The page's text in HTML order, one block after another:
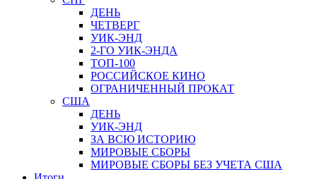
ДЕНЬ
ЧЕТВЕРГ
УИК-ЭНД
2-ГО УИК-ЭНДА
ТОП-100
РОССИЙСКОЕ КИНО
ОГРАНИЧЕННЫЙ ПРОКАТ
США
ДЕНЬ
УИК-ЭНД
ЗА ВСЮ ИСТОРИЮ
МИРОВЫЕ СБОРЫ
МИРОВЫЕ СБОРЫ БЕЗ УЧЕТА США